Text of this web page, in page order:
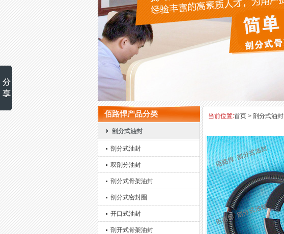
佰路悍产品分类
剖分式油封
剖分式油封
双剖分油封
剖分式骨架油封
剖分式密封圈
开口式油封
剖开式骨架油封
当前位置:首页 > 剖分式油封